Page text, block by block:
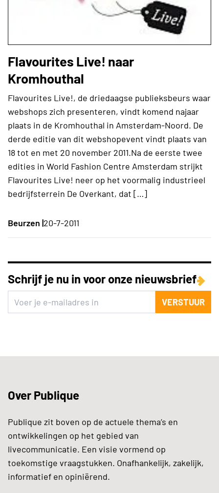
Flavourites Live! naar
Kromhouthal
Flavourites Live!, de driedaagse publieksbeurs waar
webshops zich presenteren, vindt komend najaar
plaats in de Kromhouthal in Amsterdam-Noord. De
derde editie van dit webshopevent vindt plaats van
18 tot en met 20 november 2011.Na de eerste twee
edities in World Fashion Centre Amsterdam strijkt
Flavourites Live! neer op het voormalig industrieel
bedrijfsterrein De Overkant, dat […]
Beurzen |20-7-2011
Schrijf je nu in voor onze nieuwsbrief
VERSTUUR
Over Publique
Publique zit boven op de actuele thema’s en
ontwikkelingen op het gebied van
livecommunicatie. Een visie vormend op
toekomstige vraagstukken. Onafhankelijk, zakelijk,
informatief en opiniërend.